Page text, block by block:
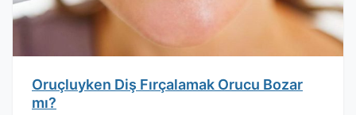
Oruçluyken Diş Fırçalamak Orucu Bozar
mı?